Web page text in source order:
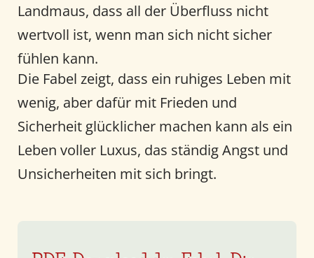
Landmaus, dass all der Überfluss nicht
wertvoll ist, wenn man sich nicht sicher
fühlen kann.
Die Fabel zeigt, dass ein ruhiges Leben mit
wenig, aber dafür mit Frieden und
Sicherheit glücklicher machen kann als ein
Leben voller Luxus, das ständig Angst und
Unsicherheiten mit sich bringt.